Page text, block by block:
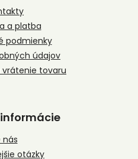
a platba
podmienky
údajov
vrátenie tovaru
nás
otázky